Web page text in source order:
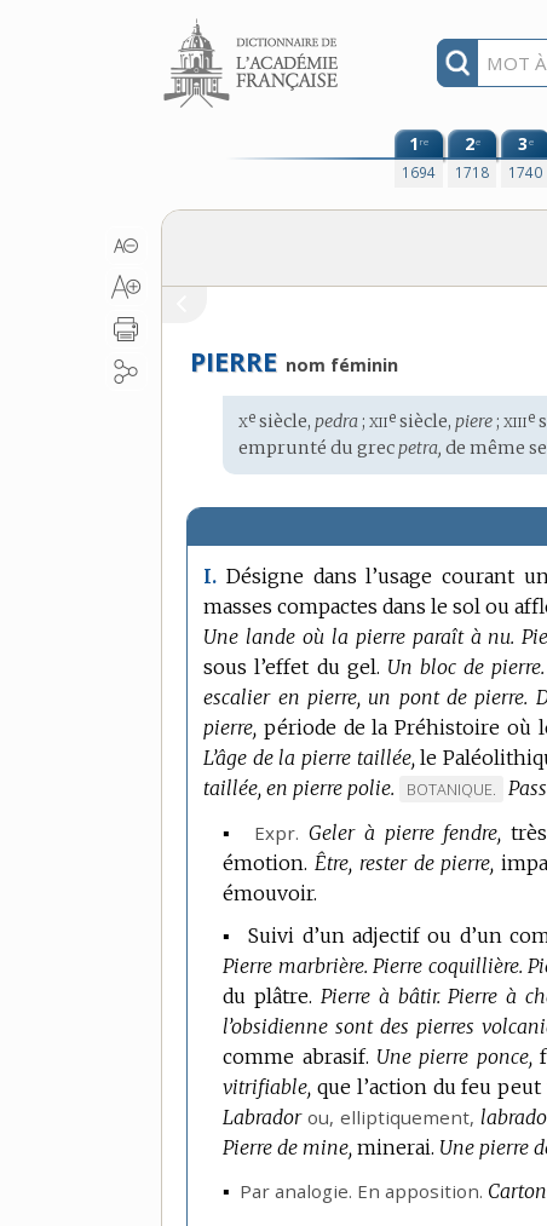
Aller au contenu
1re
1694
2e
1718
3e
1740
PIERRE nom féminin
Étymologie
:
xe siècle,pedra;xiie siècle,piere;xiiie
emprunté dugrecpetra, de même
I. Désigne dans l’usage courant
masses compactes dans le sol ou
Une lande où la pierre paraît à nu.
sous l’effet du gel. Un bloc de pierre.
escalier en pierre, un pont de pierre.
pierre, période de la Préhistoire où
L’âge de la pierre taillée, le
taillée, en pierre polie.
MARQUE
DOMAINE
BOTANIQUE.
▪ Expr. Geler à pierre fendre,
émotion. Être, rester de pierre,
émouvoir.
▪ Suivi d’un adjectif ou d’un
Pierre marbrière. Pierre coquillière.
du plâtre. Pierre à bâtir. Pierre à
l’obsidienne sont des pierres
comme abrasif. Une pierre ponce,
vitrifiable, que l’action du feu
Labrador ou,elliptiquement,
Pierre de mine, minerai. Une pierre
▪ Par analogie. En apposition.